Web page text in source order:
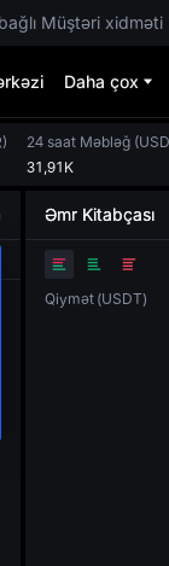
Müştəri xidməti
Daha çox
)
24 saat Məbləğ (
31,91K
Əmr Kitabçası
Qiymət (USDT)